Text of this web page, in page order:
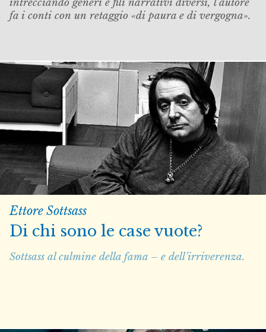
intrecciando generi e fili narrativi diversi, l’autore
fa i conti con un retaggio «di paura e di vergogna».
Ettore Sottsass
Di chi sono le case vuote?
Sottsass al culmine della fama – e dell’irriverenza.